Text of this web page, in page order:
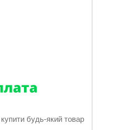
будь-який товар